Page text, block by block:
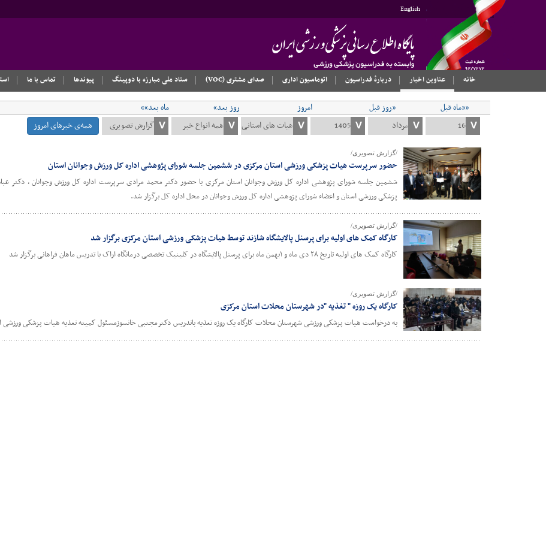
English
خانه
عناوین اخبار دربارهٔ فدراسیون اتوماسیون اداری صدای مشتری (VOC) ستاد ملی مبارزه با دوپینگ پیوندها تماس با ما
««ماه قبل «روز قبل امروز روز بعد»
ماه بعد»»
همه‌ی خبرهای امروز
/گزارش تصویری/
حضور سرپرست هیات پزشکی ورزشی استان مرکزی در ششمین جلسه شورای پژوهشی اداره کل ورزش وجوانان استان
ششمین جلسه شورای پژوهشی اداره کل ورزش وجوانان استان مرکزی با حضور دکتر محمد مرادی سرپرست اداره کل ورزش وجوانان ،
پزشکی ورزشی استان و اعضاء شورای پژوهشی اداره کل ورزش وجوانان در محل اداره کل برگزار شد.
/گزارش تصویری/
کارگاه کمک های اولیه برای پرسنل پالایشگاه شازند توسط هیات پزشکی ورزشی استان مرکزی برگزار شد
کارگاه کمک های اولیه تاریخ ۲۸ دی ماه و ۱بهمن ماه برای پرسنل پالایشگاه در کلینیک تخصصی درمانگاه اراک با تدریس ماهان فراهانی برگزار شد
/گزارش تصویری/
کارگاه یک روزه " تغذیه "در شهرستان محلات استان مرکزی
به درخواست هیات پزشکی ورزشی شهرستان محلات کارگاه یک روزه تغذیه باتدریس دکترمجتبی خانسوزمسئول کمیته تغذیه هیات پزشکی ورزشی